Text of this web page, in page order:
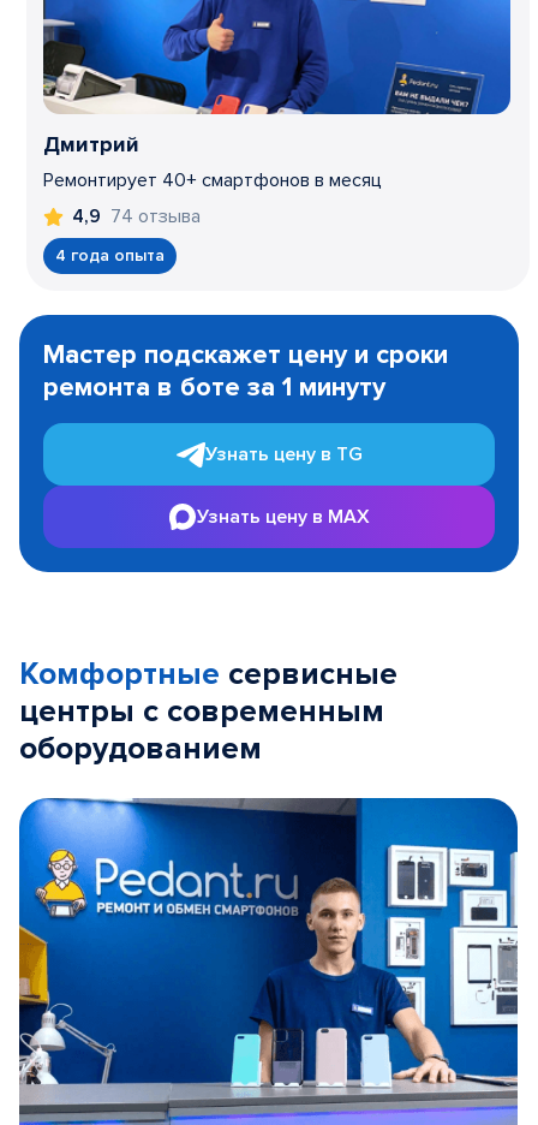
Дмитрий
Ремонтирует 40+ смартфонов в месяц
4,9 74 отзыва
4 года опыта
1
Мастер подскажет цену и сроки
ремонта в боте за 1 минуту
Узнать цену в TG
Узнать цену в MAX
Комфортные сервисные
центры с современным
оборудованием